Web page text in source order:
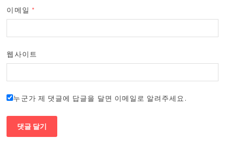
이메일 *
웹사이트
누군가 제 댓글에 답글을 달면 이메일로 알려주세요.